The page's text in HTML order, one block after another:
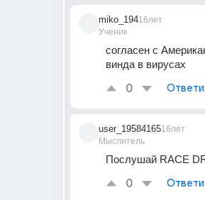
miko_194
Ученик
16лет
согласен с
винда в вирусах
0
user_19584165
Мыслитель
16лет
Послушай RACE
0